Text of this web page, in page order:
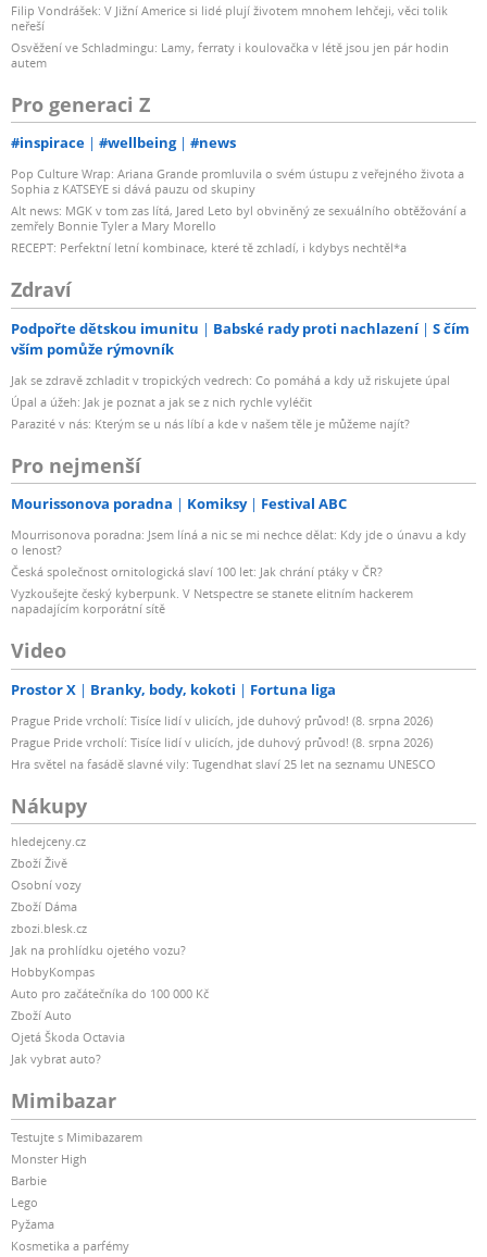
Filip Vondrášek: V Jižní Americe si lidé plují životem mnohem lehčeji, věci tolik
neřeší
Osvěžení ve Schladmingu: Lamy, ferraty i koulovačka v létě jsou jen pár hodin
autem
Pro generaci Z
#inspirace #wellbeing #news
Pop Culture Wrap: Ariana Grande promluvila o svém ústupu z veřejného života a
Sophia z KATSEYE si dává pauzu od skupiny
Alt news: MGK v tom zas lítá, Jared Leto byl obviněný ze sexuálního obtěžování a
zemřely Bonnie Tyler a Mary Morello
RECEPT: Perfektní letní kombinace, které tě zchladí, i kdybys nechtěl*a
Zdraví
Podpořte dětskou imunitu Babské rady proti nachlazení
S čím
vším pomůže rýmovník
Jak se zdravě zchladit v tropických vedrech: Co pomáhá a kdy už riskujete úpal
Úpal a úžeh: Jak je poznat a jak se z nich rychle vyléčit
Parazité v nás: Kterým se u nás líbí a kde v našem těle je můžeme najít?
Pro nejmenší
Mourissonova poradna Komiksy Festival ABC
Mourrisonova poradna: Jsem líná a nic se mi nechce dělat: Kdy jde o únavu a kdy
o lenost?
Česká společnost ornitologická slaví 100 let: Jak chrání ptáky v ČR?
Vyzkoušejte český kyberpunk. V Netspectre se stanete elitním hackerem
napadajícím korporátní sítě
Video
Prostor X Branky, body, kokoti Fortuna liga
Prague Pride vrcholí: Tisíce lidí v ulicích, jde duhový průvod! (8. srpna 2026)
Prague Pride vrcholí: Tisíce lidí v ulicích, jde duhový průvod! (8. srpna 2026)
Hra světel na fasádě slavné vily: Tugendhat slaví 25 let na seznamu UNESCO
Nákupy
hledejceny.cz
Zboží Živě
Osobní vozy
Zboží Dáma
zbozi.blesk.cz
Jak na prohlídku ojetého vozu?
HobbyKompas
Auto pro začátečníka do 100 000 Kč
Zboží Auto
Ojetá Škoda Octavia
Jak vybrat auto?
Mimibazar
Testujte s Mimibazarem
Monster High
Barbie
Lego
Pyžama
Kosmetika a parfémy